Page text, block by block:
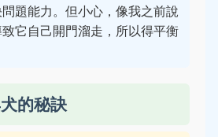
題能力。但小心，像我之前說
它自己開門溜走，所以得平衡
的秘訣